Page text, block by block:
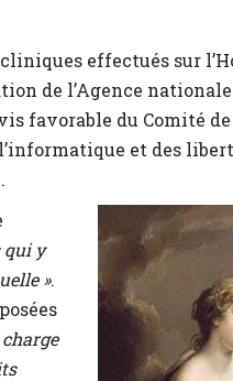
effectués sur
de l’Agence
favorable du Comité
et des
qui y
».